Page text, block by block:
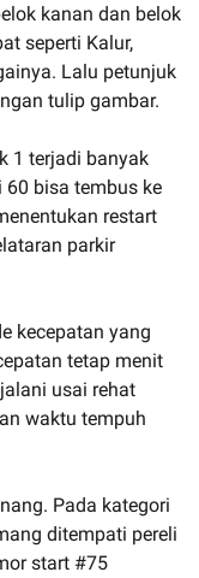
kanan dan belok
seperti Kalur,
Lalu petunjuk
tulip gambar.
1 terjadi banyak
60 bisa tembus ke
restart
parkir
kecepatan yang
tetap menit
usai rehat
waktu tempuh
Pada kategori
ditempati pereli
start #75